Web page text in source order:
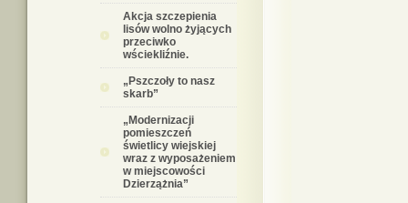
Akcja szczepienia
lisów wolno żyjących
przeciwko
wściekliźnie.
„Pszczoły to nasz
skarb”
„Modernizacji
pomieszczeń
świetlicy wiejskiej
wraz z wyposażeniem
w miejscowości
Dzierzążnia”